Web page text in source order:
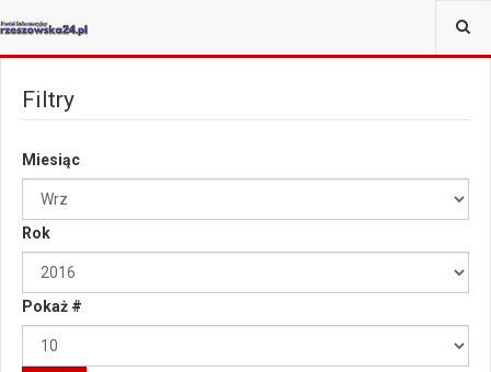
JESTEŚ TUTAJ:
Filtry
Miesiąc
Rok
Pokaż #